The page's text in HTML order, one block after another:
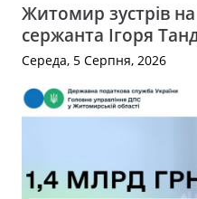
Житомир зустрів
сержанта Ігоря
Середа, 5 Серпня, 2026